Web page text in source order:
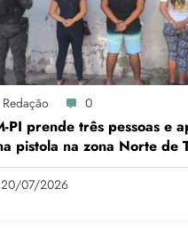
Redação 0
PI prende três pessoas e
pistola na zona Norte de
20/07/2026